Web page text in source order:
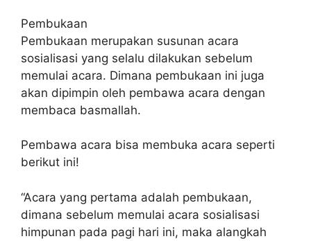
Pembukaan
Pembukaan merupakan susunan acara
sosialisasi yang selalu dilakukan sebelum
memulai acara. Dimana pembukaan ini juga
akan dipimpin oleh pembawa acara dengan
membaca basmallah.
Pembawa acara bisa membuka acara seperti
berikut ini!
“Acara yang pertama adalah pembukaan,
dimana sebelum memulai acara sosialisasi
himpunan pada pagi hari ini, maka alangkah